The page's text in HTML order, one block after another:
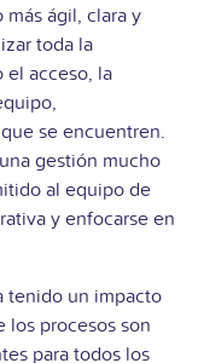
ágil, clara y
toda la
el acceso, la
se encuentren.
gestión mucho
al equipo de
y enfocarse en
tenido un impacto
los procesos son
para todos los